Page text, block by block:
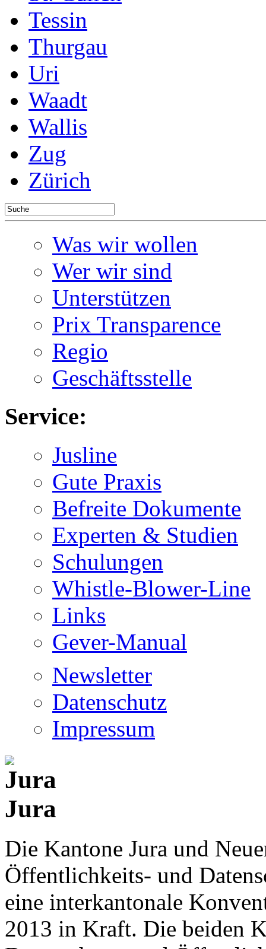
Tessin
Thurgau
Uri
Waadt
Wallis
Zug
Zürich
Was wir wollen
Wer wir sind
Unterstützen
Prix Transparence
Regio
Geschäftsstelle
Service:
Jusline
Gute Praxis
Befreite Dokumente
Experten & Studien
Schulungen
Whistle-Blower-Line
Links
Gever-Manual
Newsletter
Datenschutz
Impressum
Jura
Die Kantone Jura und
Öffentlichkeits- und
eine interkantonale
2013 in Kraft. Die beiden